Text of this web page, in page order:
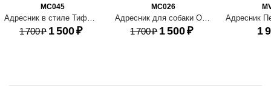
MC045
1 700₽ 1 500₽
MC026
1 700₽ 1 500₽ 1